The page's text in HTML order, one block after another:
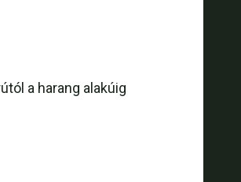
a harang alakúig